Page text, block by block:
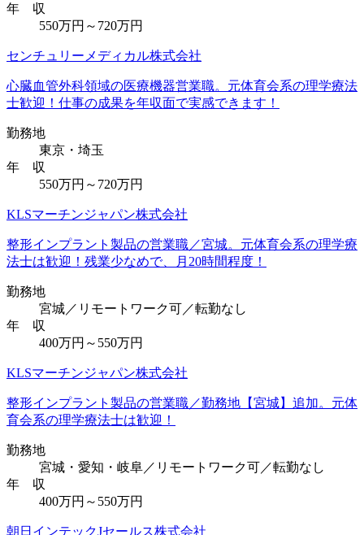
年 収
550万円～720万円
センチュリーメディカル株式会社
心臓血管外科領域の医療機器営業職。元体育会系の理学療法
士歓迎！仕事の成果を年収面で実感できます！
勤務地
東京・埼玉
年 収
550万円～720万円
KLSマーチンジャパン株式会社
整形インプラント製品の営業職／宮城。元体育会系の理学療
法士は歓迎！残業少なめで、月20時間程度！
勤務地
宮城／リモートワーク可／転勤なし
年 収
400万円～550万円
KLSマーチンジャパン株式会社
整形インプラント製品の営業職／勤務地【宮城】追加。元体
育会系の理学療法士は歓迎！
勤務地
宮城・愛知・岐阜／リモートワーク可／転勤なし
年 収
400万円～550万円
朝日インテックJセールス株式会社